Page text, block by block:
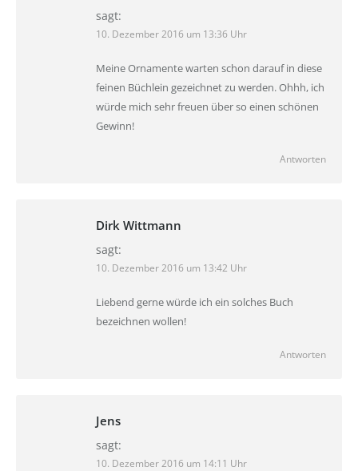
sagt:
10. Dezember 2016 um 13:36 Uhr
Meine Ornamente warten schon darauf in diese
feinen Büchlein gezeichnet zu werden. Ohhh, ich
würde mich sehr freuen über so einen schönen
Gewinn!
Antworten
Dirk Wittmann
sagt:
10. Dezember 2016 um 13:42 Uhr
Liebend gerne würde ich ein solches Buch
bezeichnen wollen!
Antworten
Jens
sagt:
10. Dezember 2016 um 14:11 Uhr